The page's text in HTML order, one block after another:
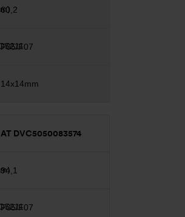
60,2
F05/F07
14x14mm
AT DVC5050083574
94,1
F05/F07